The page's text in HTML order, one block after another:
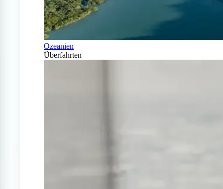
Ozeanien
Überfahrten